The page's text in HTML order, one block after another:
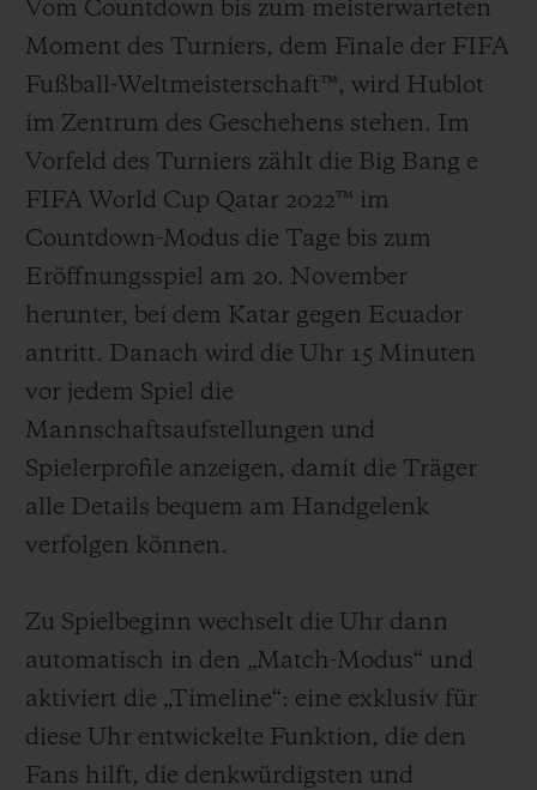
Vom Countdown bis zum meisterwarteten
Moment des Turniers, dem Finale der FIFA
Fußball-Weltmeisterschaft™, wird Hublot
im Zentrum des Geschehens stehen. Im
Vorfeld des Turniers zählt die Big Bang e
FIFA World Cup Qatar 2022™ im
Countdown-Modus die Tage bis zum
Eröffnungsspiel am 20. November
herunter, bei dem Katar gegen Ecuador
antritt. Danach wird die Uhr 15 Minuten
vor jedem Spiel die
Mannschaftsaufstellungen und
Spielerprofile anzeigen, damit die Träger
alle Details bequem am Handgelenk
verfolgen können.
Zu Spielbeginn wechselt die Uhr dann
automatisch in den „Match-Modus“ und
aktiviert die „Timeline“: eine exklusiv für
diese Uhr entwickelte Funktion, die den
Fans hilft, die denkwürdigsten und